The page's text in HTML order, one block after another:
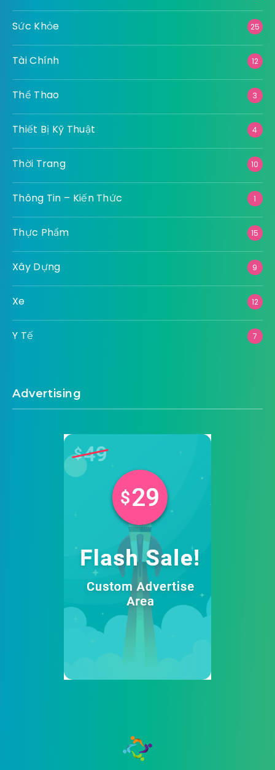
Sức Khỏe 25
Tài Chính 12
Thể Thao 3
Thiết Bị Kỹ Thuật 4
Thời Trang 10
Thông Tin – Kiến Thức 1
Thực Phẩm 15
Xây Dựng 9
Xe 12
Y Tế 7
Advertising